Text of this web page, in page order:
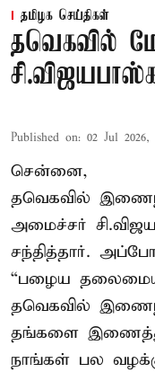
தமிழக செய்திகள்
தவெகவில்
Published on: 02 Jul 2026,
சென்னை,
தவெகவில்
அமைச்சர்
சந்தித்தார்.
“பழைய
தவெகவில்
தங்களை
நாங்கள் பல